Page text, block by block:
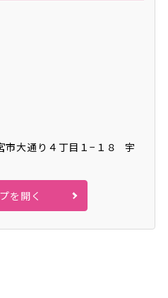
市大通り４丁目１−１８
宇
を開く